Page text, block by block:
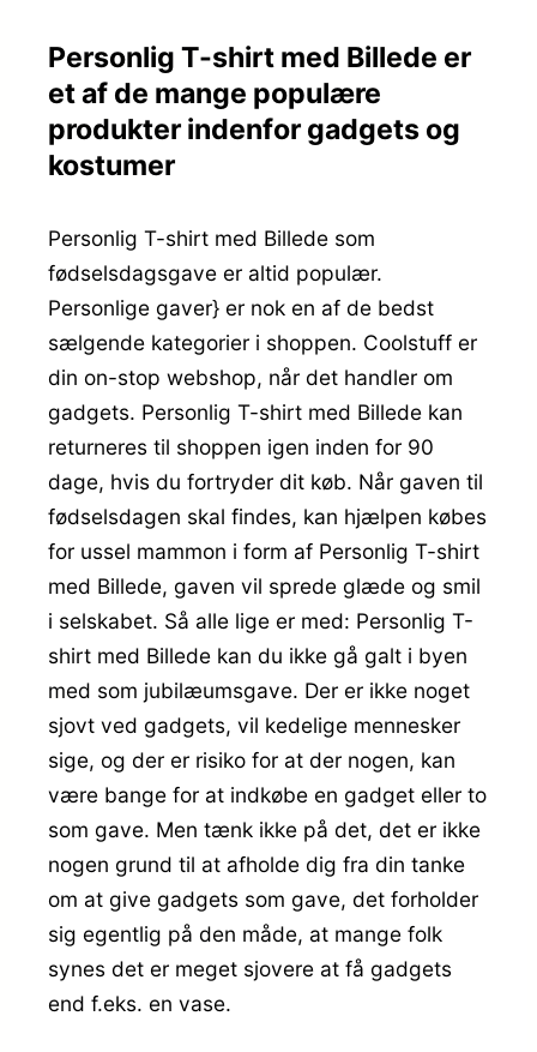
Personlig T-shirt med Billede er
et af de mange populære
produkter indenfor gadgets og
kostumer
Personlig T-shirt med Billede som
fødselsdagsgave er altid populær.
Personlige gaver} er nok en af de bedst
sælgende kategorier i shoppen. Coolstuff er
din on-stop webshop, når det handler om
gadgets. Personlig T-shirt med Billede kan
returneres til shoppen igen inden for 90
dage, hvis du fortryder dit køb. Når gaven til
fødselsdagen skal findes, kan hjælpen købes
for ussel mammon i form af Personlig T-shirt
med Billede, gaven vil sprede glæde og smil
i selskabet. Så alle lige er med: Personlig T-
shirt med Billede kan du ikke gå galt i byen
med som jubilæumsgave. Der er ikke noget
sjovt ved gadgets, vil kedelige mennesker
sige, og der er risiko for at der nogen, kan
være bange for at indkøbe en gadget eller to
som gave. Men tænk ikke på det, det er ikke
nogen grund til at afholde dig fra din tanke
om at give gadgets som gave, det forholder
sig egentlig på den måde, at mange folk
synes det er meget sjovere at få gadgets
end f.eks. en vase.